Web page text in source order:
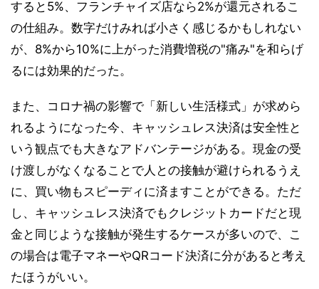
すると5%、フランチャイズ店なら2%が還元されるこ
の仕組み。数字だけみれば小さく感じるかもしれない
が、8%から10%に上がった消費増税の"痛み"を和らげ
るには効果的だった。
また、コロナ禍の影響で「新しい生活様式」が求めら
れるようになった今、キャッシュレス決済は安全性と
いう観点でも大きなアドバンテージがある。現金の受
け渡しがなくなることで人との接触が避けられるうえ
に、買い物もスピーディに済ますことができる。ただ
し、キャッシュレス決済でもクレジットカードだと現
金と同じような接触が発生するケースが多いので、こ
の場合は電子マネーやQRコード決済に分があると考え
たほうがいい。